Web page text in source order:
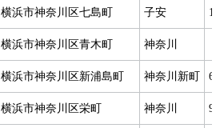
横浜市神奈川区七島町 子安
横浜市神奈川区青木町 神奈川
横浜市神奈川区新浦島町 神奈川新町 6
横浜市神奈川区栄町 神奈川 9